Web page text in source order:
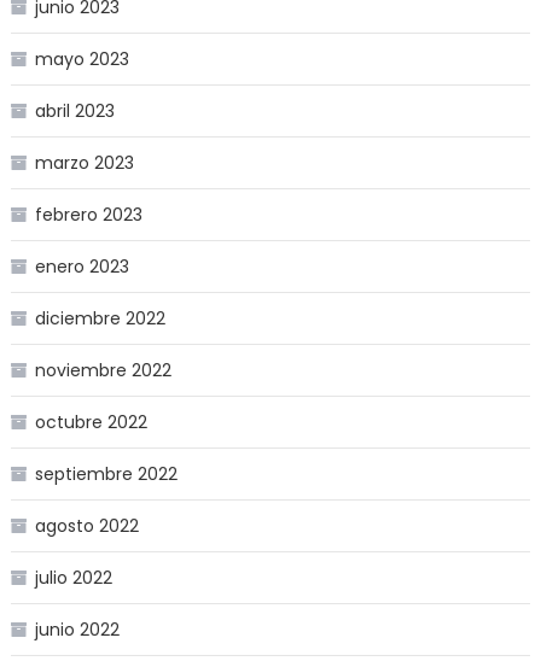
junio 2023
mayo 2023
abril 2023
marzo 2023
febrero 2023
enero 2023
diciembre 2022
noviembre 2022
octubre 2022
septiembre 2022
agosto 2022
julio 2022
junio 2022